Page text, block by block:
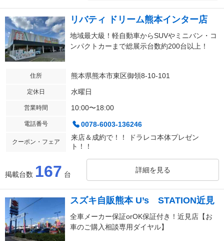
リバティ ドリーム熊本インター店
地域最大級！軽自動車からSUVやミニバン・コ
ンパクトカーまで総展示台数約200台以上！
住所 熊本県熊本市東区御領8-10-101
定休日 水曜日
営業時間 10:00〜18:00
電話番号 0078-6003-136246
クーポン・フェア
来店＆成約で！！ ドラレコ本体プレゼン
ト！！
掲載台数 167 台
詳細を見る
スズキ自販熊本 U’s STATION近見
全車メーカー保証orOK保証付き！近見店【お
車のご購入相談専用ダイヤル】